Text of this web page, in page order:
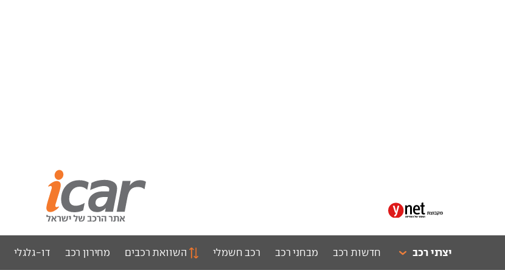
יצרני רכב חדשות רכב מבחני רכב רכב חשמלי השוואת רכבים מחירון רכב דו-גלגלי